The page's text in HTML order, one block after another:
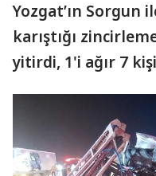
Yozgat’ın Sorgun
karıştığı
yitirdi, 1'i ağır 7